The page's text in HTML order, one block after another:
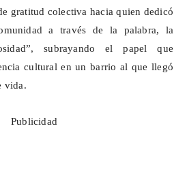
gratitud colectiva hacia quien dedicó
a través de la palabra, la
subrayando el papel que
cultural en un barrio al que llegó
vida.
Publicidad